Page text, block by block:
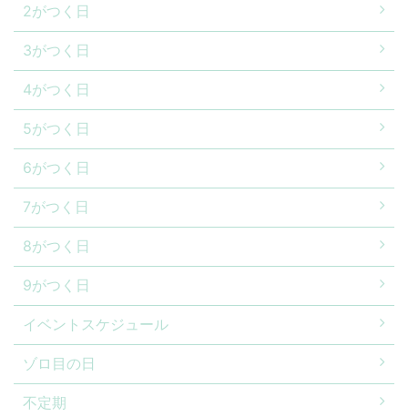
2がつく日
3がつく日
4がつく日
5がつく日
6がつく日
7がつく日
8がつく日
9がつく日
イベントスケジュール
ゾロ目の日
不定期